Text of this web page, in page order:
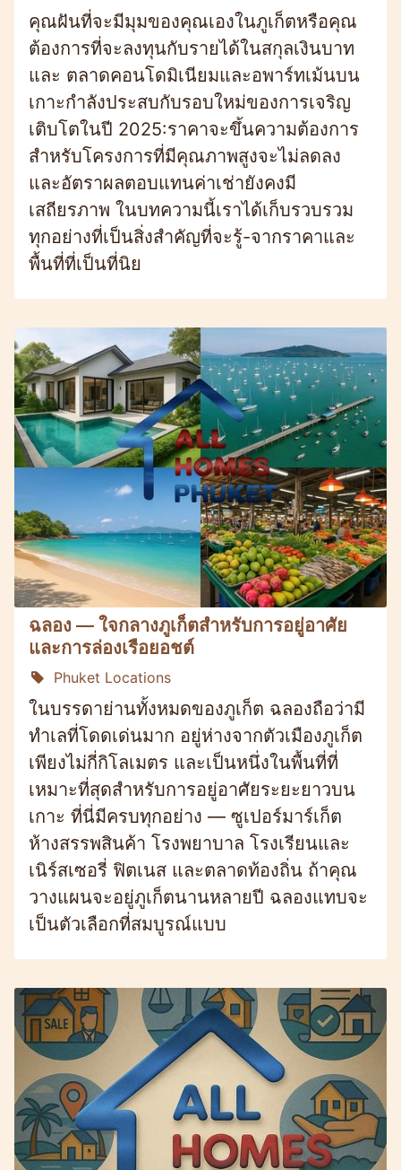
คุณฝันที่จะมีมุมของคุณเองในภูเก็ตหรือคุณ
ต้องการที่จะลงทุนกับรายได้ในสกุลเงินบาท
และ ตลาดคอนโดมิเนียมและอพาร์ทเม้นบน
เกาะกำลังประสบกับรอบใหม่ของการเจริญ
เติบโตในปี 2025:ราคาจะขึ้นความต้องการ
สำหรับโครงการที่มีคุณภาพสูงจะไม่ลดลง
และอัตราผลตอบแทนค่าเช่ายังคงมี
เสถียรภาพ ในบทความนี้เราได้เก็บรวบรวม
ทุกอย่างที่เป็นสิ่งสำคัญที่จะรู้-จากราคาและ
พื้นที่ที่เป็นที่นิย
ฉลอง — ใจกลางภูเก็ตสำหรับการอยู่อาศัย
และการล่องเรือยอชต์
Phuket Locations
ในบรรดาย่านทั้งหมดของภูเก็ต ฉลองถือว่ามี
ทำเลที่โดดเด่นมาก อยู่ห่างจากตัวเมืองภูเก็ต
เพียงไม่กี่กิโลเมตร และเป็นหนึ่งในพื้นที่ที่
เหมาะที่สุดสำหรับการอยู่อาศัยระยะยาวบน
เกาะ ที่นี่มีครบทุกอย่าง — ซูเปอร์มาร์เก็ต
ห้างสรรพสินค้า โรงพยาบาล โรงเรียนและ
เนิร์สเซอรี่ ฟิตเนส และตลาดท้องถิ่น ถ้าคุณ
วางแผนจะอยู่ภูเก็ตนานหลายปี ฉลองแทบจะ
เป็นตัวเลือกที่สมบูรณ์แบบ